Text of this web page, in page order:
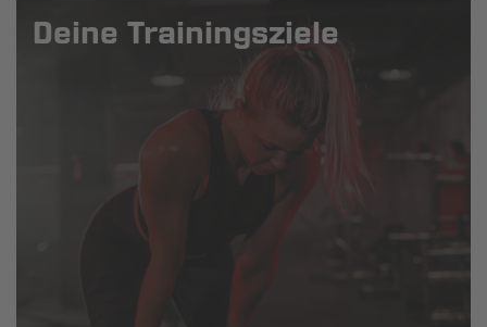
Deine Trainingsziele